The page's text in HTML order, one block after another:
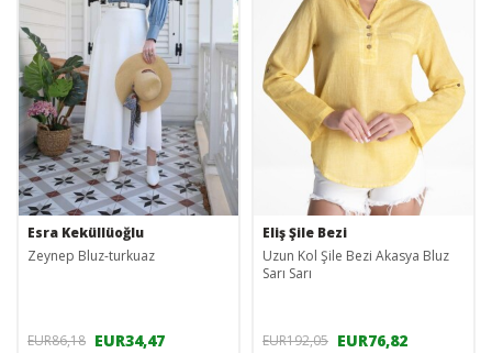
Esra Keküllüoğlu
Zeynep Bluz-turkuaz
EUR86,18 EUR34,47
Eliş Şile Bezi
Uzun Kol Şile Bezi Akasya Bluz
Sarı Sarı
EUR192,05 EUR76,82